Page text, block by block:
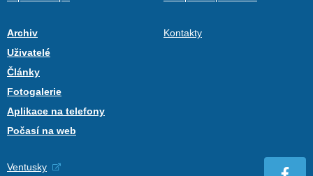
Archiv
Uživatelé
Články
Fotogalerie
Aplikace na telefony
Počasí na web
Kontakty
Ventusky